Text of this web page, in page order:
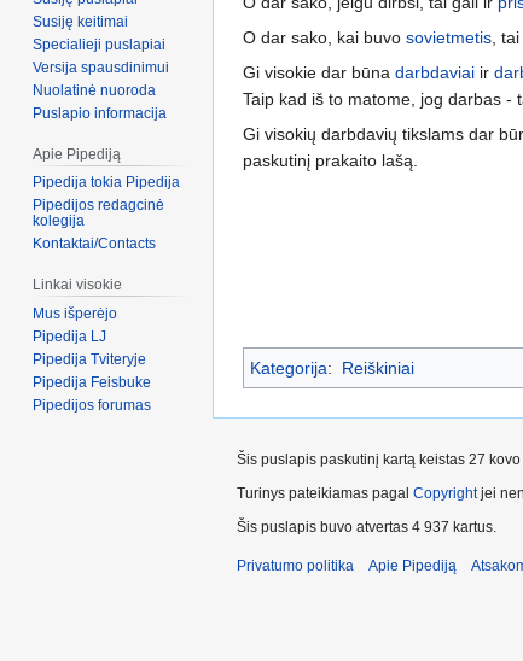
O dar sako, kai buvo sovietmetis ,
Gi visokie dar būna darbdaviai ir
Taip kad iš to matome, jog darbas -
Gi visokių darbdavių tikslams dar
paskutinį prakaito lašą.
Kategorija: Reiškiniai
Susiję keitimai
Specialieji puslapiai
Versija spausdinimui
Nuolatinė nuoroda
Puslapio informacija
Apie Pipediją
Pipedija tokia Pipedija
Pipedijos redagcinė
kolegija
Kontaktai/Contacts
Linkai visokie
Mus išperėjo
Pipedija LJ
Pipedija Tviteryje
Pipedija Feisbuke
Pipedijos forumas
Šis puslapis paskutinį kartą keistas 27
Turinys pateikiamas pagal Copyrightjei
Šis puslapis buvo atvertas 4 937 kartus.
Privatumo politika Apie Pipediją